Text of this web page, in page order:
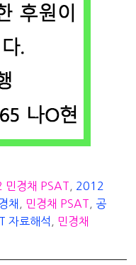
민경채 PSAT
2012
채 민경채 PSAT
공
자료해석
민경채